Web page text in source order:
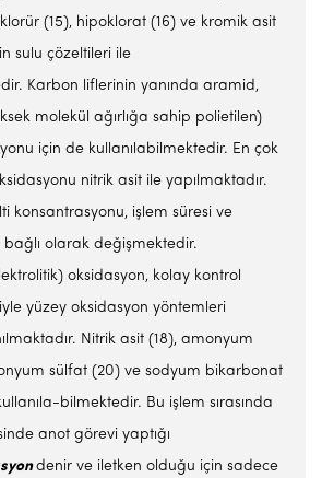
(15), hipoklorat (16) ve kromik asit
sulu çözeltileri ile
Karbon liflerinin yanında aramid,
molekül ağırlığa sahip polietilen)
için de kullanılabilmektedir. En çok
nitrik asit ile yapılmaktadır.
konsantrasyonu, işlem süresi ve
bağlı olarak değişmektedir.
oksidasyon, kolay kontrol
yüzey oksidasyon yöntemleri
Nitrik asit (18), amonyum
sülfat (20) ve sodyum bikarbonat
bilmektedir. Bu işlem sırasında
anot görevi yaptığı
denir ve iletken olduğu için sadece